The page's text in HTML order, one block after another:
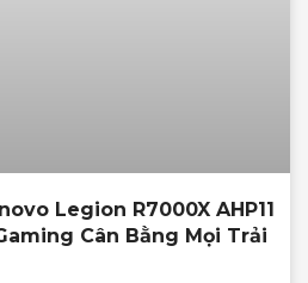
Legion R7000X AHP11
Cân Bằng Mọi Trải